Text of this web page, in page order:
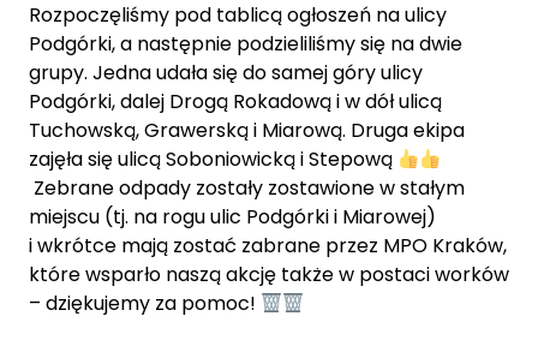
Rozpoczęliśmy pod tablicą ogłoszeń na ulicy
Podgórki, a następnie podzieliliśmy się na dwie
grupy. Jedna udała się do samej góry ulicy
Podgórki, dalej Drogą Rokadową i w dół ulicą
Tuchowską, Grawerską i Miarową. Druga ekipa
zajęła się ulicą Soboniowicką i Stepową
Zebrane odpady zostały zostawione w stałym
miejscu (tj. na rogu ulic Podgórki i Miarowej)
i wkrótce mają zostać zabrane przez MPO Kraków,
które wsparło naszą akcję także w postaci worków
– dziękujemy za pomoc!